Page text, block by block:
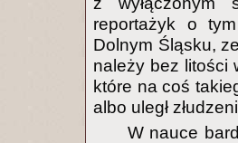
reportażyk o
Dolnym Śląsku,
należy bez litości
które na coś
albo uległ
W nauce